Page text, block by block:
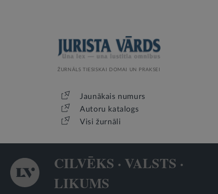
ŽURNĀLS TIESISKAI DOMAI UN PRAKSEI
Jaunākais numurs
Autoru katalogs
Visi žurnāli
CILVĒKS · VALSTS ·
LIKUMS